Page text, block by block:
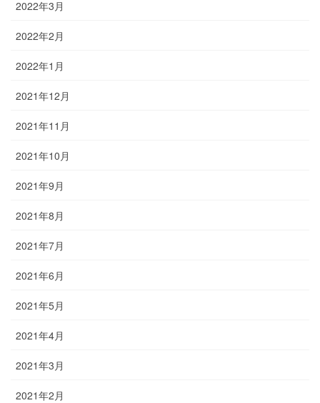
2022年3月
2022年2月
2022年1月
2021年12月
2021年11月
2021年10月
2021年9月
2021年8月
2021年7月
2021年6月
2021年5月
2021年4月
2021年3月
2021年2月